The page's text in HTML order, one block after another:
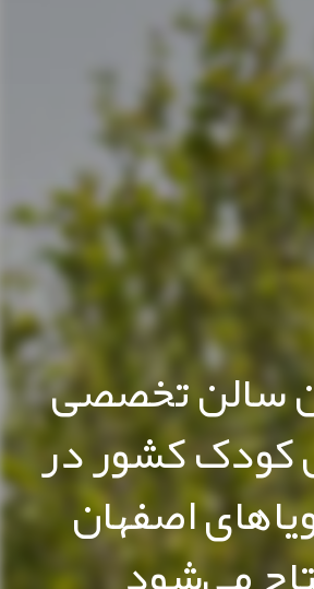
تخصصی
کشور در
اصفهان